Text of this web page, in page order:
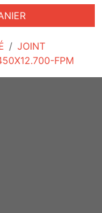
JOINT
FPM